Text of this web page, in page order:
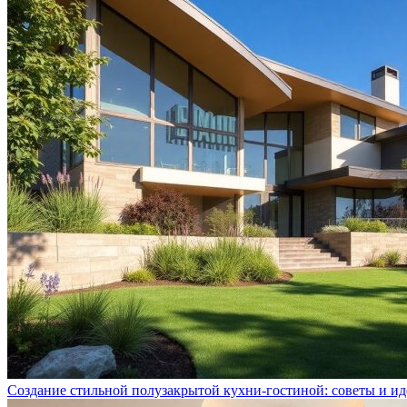
Создание стильной полузакрытой кухни-гостиной: советы и